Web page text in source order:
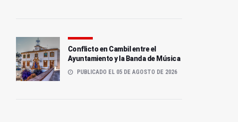
Conflicto en Cambil entre el
Ayuntamiento y la Banda de Música
PUBLICADO EL 05 DE AGOSTO DE 2026